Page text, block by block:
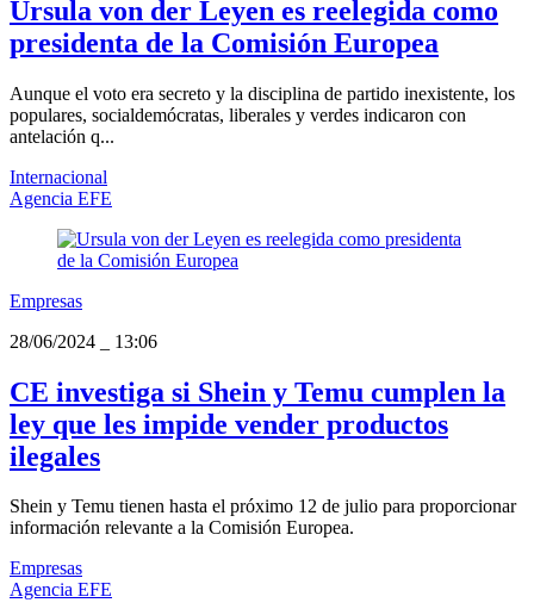
Ursula von der Leyen es reelegida como
presidenta de la Comisión Europea
Aunque el voto era secreto y la disciplina de partido inexistente, los
populares, socialdemócratas, liberales y verdes indicaron con
antelación q...
Internacional
Agencia EFE
Empresas
28/06/2024
13:06
CE investiga si Shein y Temu cumplen la
ley que les impide vender productos
ilegales
Shein y Temu tienen hasta el próximo 12 de julio para proporcionar
información relevante a la Comisión Europea.
Empresas
Agencia EFE